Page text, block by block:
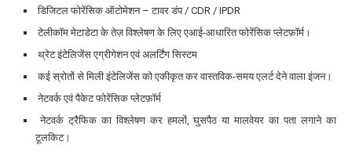
डिजिटल फोरेंसिक ऑटोमेशन – टावर डंप / CDR / IPDR
टेलीकॉम मेटाडेटा के तेज़ विश्लेषण के लिए एआई-आधारित फोरेंसिक प्लेटफ़ॉर्म।
थ्रेट इंटेलिजेंस एग्रीगेशन एवं अलर्टिंग सिस्टम
कई स्रोतों से मिली इंटेलिजेंस को एकीकृत कर वास्तविक-समय एलर्ट देने वाला इंजन।
नेटवर्क एवं पैकेट फोरेंसिक प्लेटफ़ॉर्म
नेटवर्क ट्रैफिक का विश्लेषण कर हमलों, घुसपैठ या मालवेयर का पता लगाने का
टूलकिट।